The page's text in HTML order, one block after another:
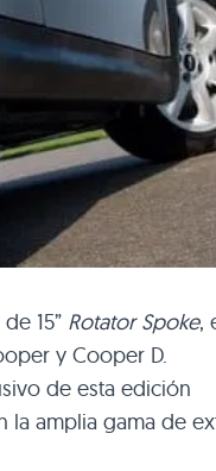
15” Rotator Spoke,
y Cooper D.
de esta edición
la amplia gama de